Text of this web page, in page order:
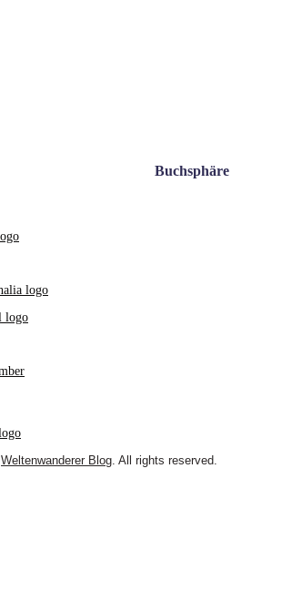
Buchsphäre
Weltenwanderer Blog. All rights reserved.